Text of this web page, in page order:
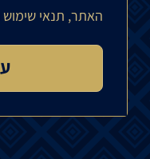
האתר, תנאי שימוש